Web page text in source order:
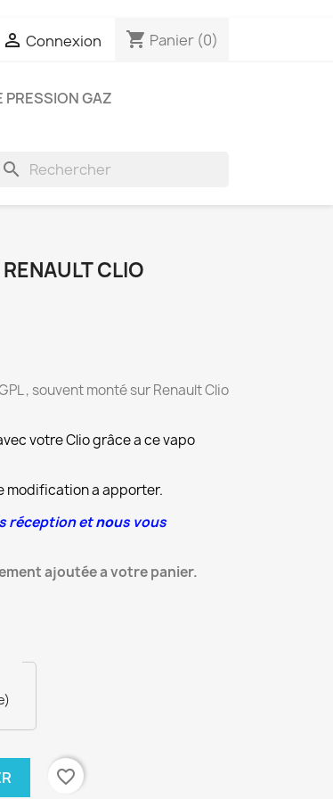
 Connexion shopping_cart Panier (0)
PRESSION GAZ
search
CLIO
, souvent monté sur Renault Clio
votre Clio grâce a ce vapo
modification a apporter.
réceptionetnous vous
ajoutée a votre panier.
favorite_border